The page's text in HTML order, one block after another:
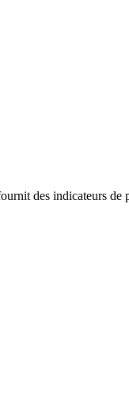
des indicateurs